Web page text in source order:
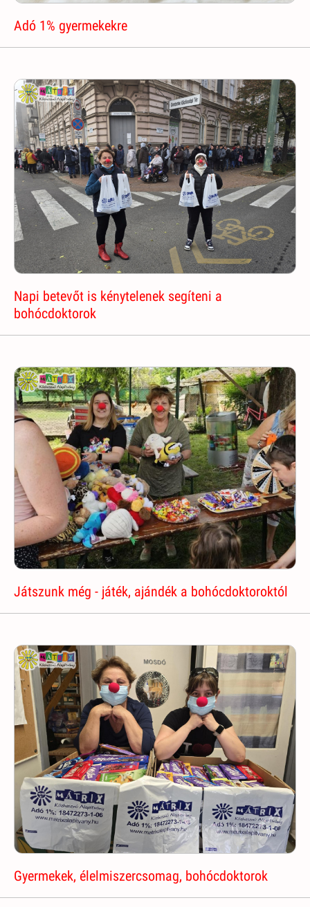
Adó 1% gyermekekre
Napi betevőt is kénytelenek segíteni a
bohócdoktorok
Játszunk még - játék, ajándék a bohócdoktoroktól
Gyermekek, élelmiszercsomag, bohócdoktorok